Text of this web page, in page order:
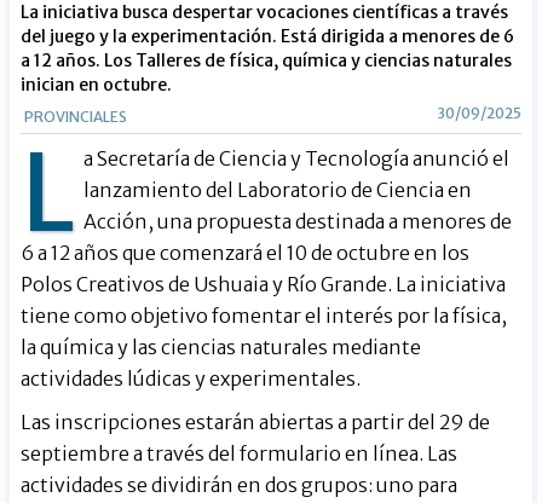
La iniciativa busca despertar vocaciones científicas a través
del juego y la experimentación. Está dirigida a menores de 6
a 12 años. Los Talleres de física, química y ciencias naturales
inician en octubre.
PROVINCIALES 30/09/2025
L a Secretaría de Ciencia y Tecnología anunció el
lanzamiento del Laboratorio de Ciencia en
Acción, una propuesta destinada a menores de
6 a 12 años que comenzará el 10 de octubre en los
Polos Creativos de Ushuaia y Río Grande. La iniciativa
tiene como objetivo fomentar el interés por la física,
la química y las ciencias naturales mediante
actividades lúdicas y experimentales.
Las inscripciones estarán abiertas a partir del 29 de
septiembre a través del formulario en línea. Las
actividades se dividirán en dos grupos: uno para